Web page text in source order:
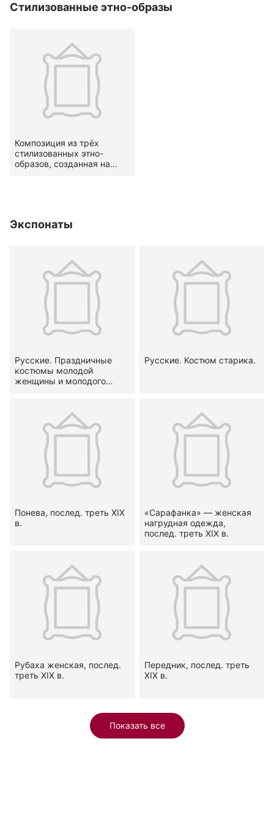
Стилизованные этно-образы
Композиция из трёх
стилизованных этно-
образов, созданная на
Экспонаты
Русские. Праздничные
костюмы молодой
женщины и молодого
Русские. Костюм старика.
Понева, послед. треть XIX
в.
«Сарафанка» — женская
нагрудная одежда,
послед. треть XIX в.
Рубаха женская, послед.
треть XIX в.
Передник, послед. треть
XIX в.
Показать все